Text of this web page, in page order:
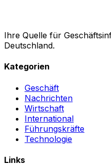
Ihre Quelle für
Deutschland.
Kategorien
Geschäft
Nachrichten
Wirtschaft
International
Führungskräfte
Technologie
Links